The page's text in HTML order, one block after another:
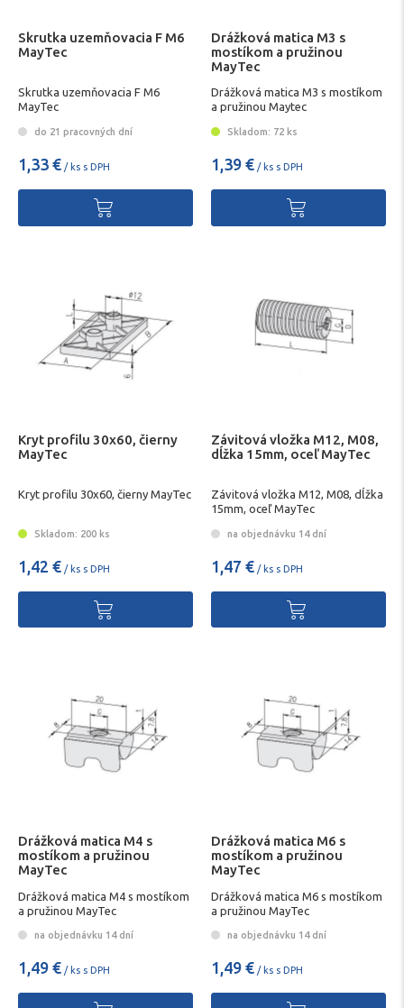
Skrutka uzemňovacia F M6
MayTec
Skrutka uzemňovacia F M6
MayTec
do 21 pracovných dní
1,33 € / ks s DPH
Drážková matica M3 s
mostíkom a pružinou
MayTec
Drážková matica M3 s mostíkom
a pružinou Maytec
Skladom: 72 ks
1,39 € / ks s DPH
Kryt profilu 30x60, čierny
MayTec
Kryt profilu 30x60, čierny MayTec
Skladom: 200 ks
1,42 € / ks s DPH
Závitová vložka M12, M08,
dĺžka 15mm, oceľ MayTec
Závitová vložka M12, M08, dĺžka
15mm, oceľ MayTec
na objednávku 14 dní
1,47 € / ks s DPH
Drážková matica M4 s
mostíkom a pružinou
MayTec
Drážková matica M4 s mostíkom
a pružinou MayTec
na objednávku 14 dní
1,49 € / ks s DPH
Drážková matica M6 s
mostíkom a pružinou
MayTec
Drážková matica M6 s mostíkom
a pružinou MayTec
na objednávku 14 dní
1,49 € / ks s DPH